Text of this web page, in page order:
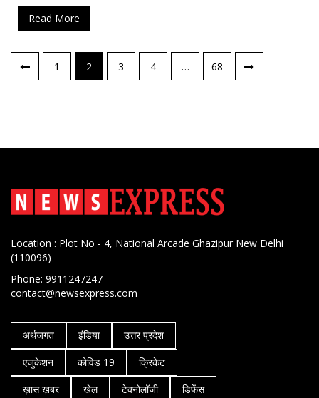
Read More
पोस्ट्स
नेविगेशन
1 2 3 4 … 68
Location : Plot No - 4, National Arcade Ghazipur New Delhi
(110096)
Phone: 9911247247
contact@newsexpress.com
अर्थजगत इंडिया
उत्तर प्रदेश
एजुकेशन
कोविड 19
क्रिकेट
ख़ास ख़बर
खेल टेक्नोलॉजी डिफेंस